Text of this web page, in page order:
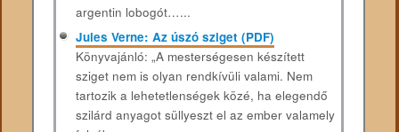
argentin lobogót…...
Jules Verne: Az úszó sziget (PDF)
Könyvajánló: „A mesterségesen készített
sziget nem is olyan rendkívüli valami. Nem
tartozik a lehetetlenségek közé, ha elegendő
szilárd anyagot süllyeszt el az ember valamely